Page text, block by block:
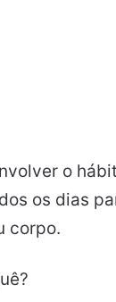
o
os dias
corpo.